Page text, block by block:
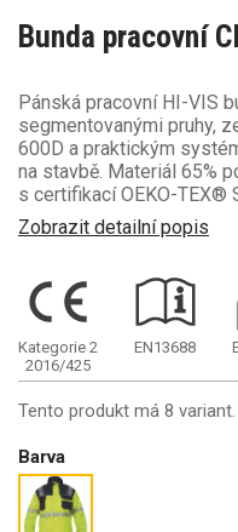
Bunda pracovní
Pánská pracovní HI-VIS
segmentovanými pruhy,
600D a praktickým
na stavbě. Materiál 65%
s certifikací OEKO-TEX®
Zobrazit detailní popis
Kategorie 2
2016/425
EN13688
Tento produkt má 8 variant.
Barva